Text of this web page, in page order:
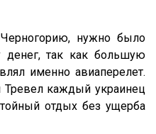
нужно было
так как большую
именно авиаперелет.
Тревел каждый украинец
отдых без ущерба